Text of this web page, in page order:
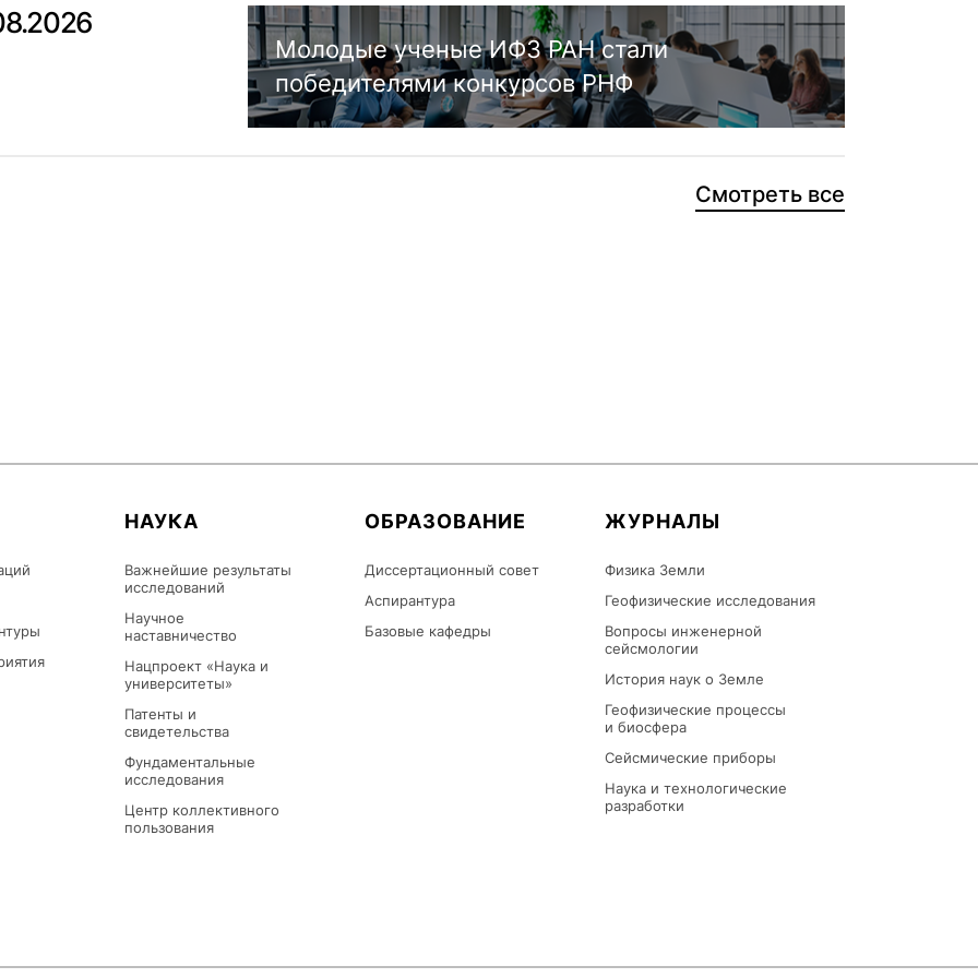
Молодые ученые ИФЗ РАН стали
победителями конкурсов РНФ
Смотреть все
НАУКА
Важнейшие результаты
исследований
Научное
наставничество
Нацпроект «Наука и
университеты»
Патенты и
свидетельства
Фундаментальные
исследования
Центр коллективного
пользования
ОБРАЗОВАНИЕ
Диссертационный совет
Аспирантура
Базовые кафедры
ЖУРНАЛЫ
Физика Земли
Геофизические исследования
Вопросы инженерной
сейсмологии
История наук о Земле
Геофизические процессы
и биосфера
Сейсмические приборы
Наука и технологические
разработки